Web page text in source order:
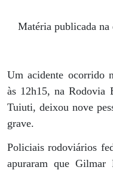
Matéria publicada na
Um acidente ocorrido
às 12h15, na Rodovia
Tuiuti, deixou nove
grave.
Policiais rodoviários
apuraram que